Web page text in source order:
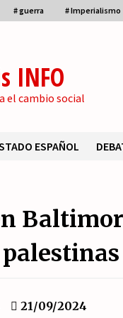
# guerra # Imperialismo
INFO
el cambio social
ESPAÑOL
de la desinformación
2026
marxistas las publicaciones de
de Investigaciones
21/09/2024